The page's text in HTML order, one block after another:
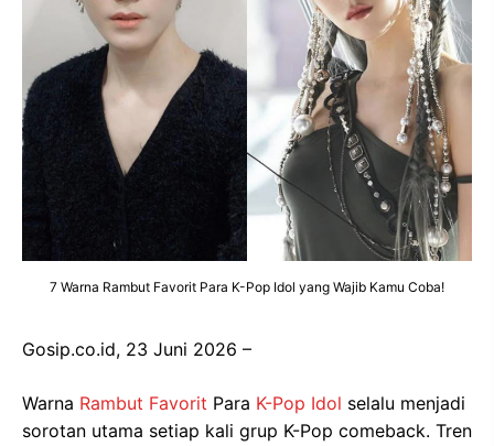
7 Warna Rambut Favorit Para K-Pop Idol yang Wajib Kamu Coba!
Gosip.co.id, 23 Juni 2026 –
Warna Rambut Favorit Para K-Pop Idol selalu menjadi
sorotan utama setiap kali grup K-Pop comeback. Tren